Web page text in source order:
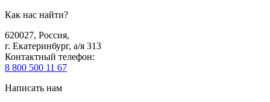
Как нас найти?
620027, Россия,
г. Екатеринбург, а/я 313
Контактный телефон:
8 800 500 11 67
Написать нам